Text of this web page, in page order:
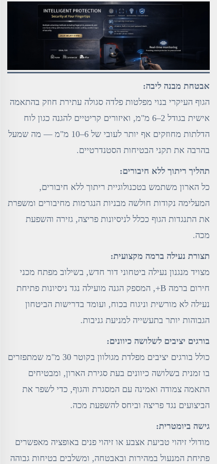
אבטחת מבנה ליבה:
הגוף העיקרי בנוי מפלטות פלדה סגולה עתירת חוזק בהתאמה
אישית בגודל 2–6 מ"מ, ואיזורים קריטיים להגנה כגון לוח
הדלתות מחוזקים אף יותר לעובי של 6–10 מ"מ — מה שמעל
בהרבה את תקני הבטיחות הסטנדרטיים.
תהליך ריתוך ללא חיבורים:
כל הארון משתמש בטכנולוגיית ריתוך ללא חיבורים,
המעלימה נקודות חולשה מבניות הנגרמות מחיבורים ומשפרת
את התנגדות הגוף ככלל לניסיונות פריצה, גזירה והשפעת
מכה.
תצורת נעילה ברמה מקצועית:
מצויד מנגנון נעילה ביטחוני דור חדש, בשילוב מפתח מכני
חירום ברמה B+, המספק הגנה מועילה נגד ניסיונות פתיחת
נעילה לא מורשית וניגוח בכוח, ועומד בדרישות הביטחון
הגבוהות יותר בתעשייה למניעת גניבות.
בורגים יציבים לשלושה כיוונים:
כולל בורגים יציבים מפלדת מגולוון בקוטר 30 מ"מ שמתפזרים
בו זמנית בשלושה כיוונים בעת סגירת הארון, ומבטיחים
התאמה צמודה ואמינה עם המסגרת והגוף, כדי לשפר את
הביצועים נגד פריצה וביחס להשפעת מכה.
גישה ביומטרית:
מודולי זיהוי טביעת אצבע או זיהוי פנים באופציה מאפשרים
פתיחת המנעול במהירות ובאבטחה, ומשלבים בטיחות גבוהה